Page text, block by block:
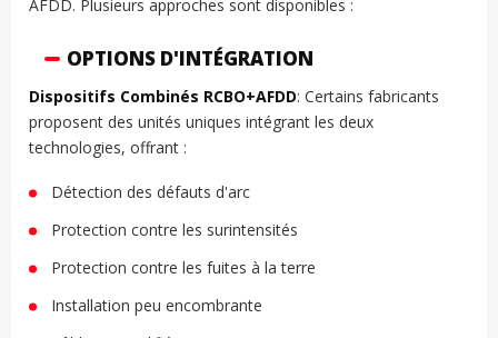
AFDD. Plusieurs approches sont disponibles :
OPTIONS D'INTÉGRATION
Dispositifs Combinés RCBO+AFDD: Certains fabricants
proposent des unités uniques intégrant les deux
technologies, offrant :
Détection des défauts d'arc
Protection contre les surintensités
Protection contre les fuites à la terre
Installation peu encombrante